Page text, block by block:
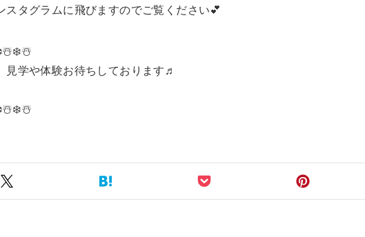
タグラムに飛びますのでご覧ください💕
見学や体験お待ちしております♬